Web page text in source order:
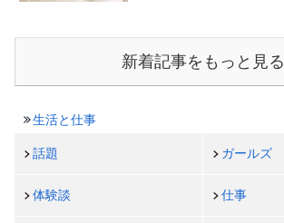
新着記事をもっと見る
生活と仕事
話題 ガールズ
体験談 仕事